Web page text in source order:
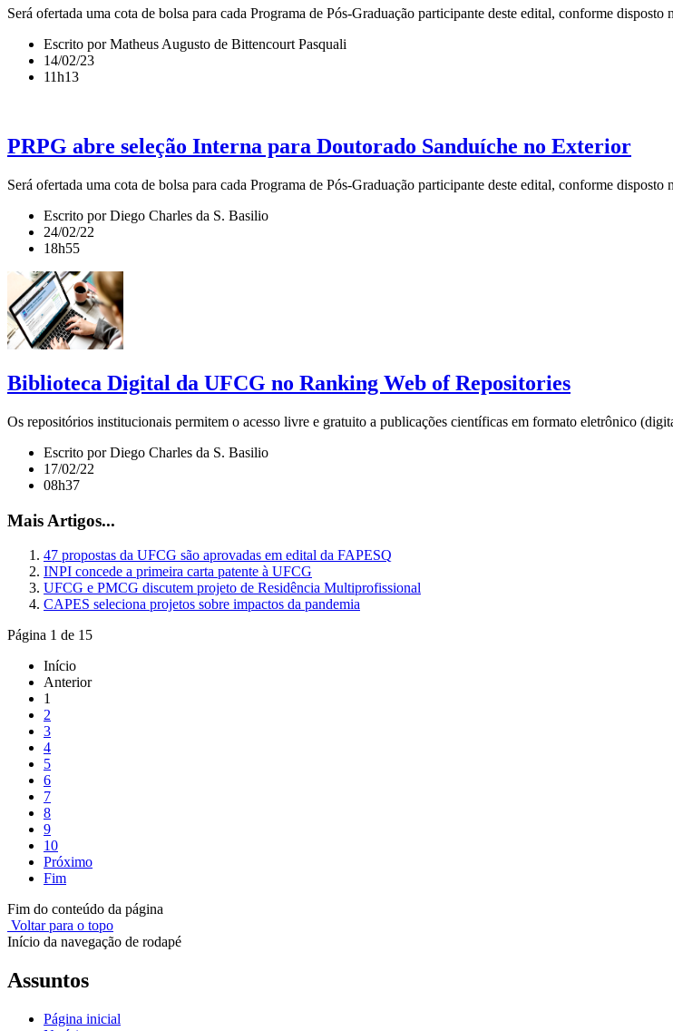
Será ofertada uma cota de bolsa para cada Programa de Pós-Graduação participante deste edital, conforme
Escrito por Matheus Augusto de Bittencourt Pasquali
14/02/23
11h13
PRPG abre seleção Interna para Doutorado Sanduíche no Exterior
Será ofertada uma cota de bolsa para cada Programa de Pós-Graduação participante deste edital, conforme
Escrito por Diego Charles da S. Basilio
24/02/22
18h55
Biblioteca Digital da UFCG no Ranking Web of Repositories
Os repositórios institucionais permitem o acesso livre e gratuito a publicações científicas em formato eletrônico
Escrito por Diego Charles da S. Basilio
17/02/22
08h37
Mais Artigos...
47 propostas da UFCG são aprovadas em edital da FAPESQ
INPI concede a primeira carta patente à UFCG
UFCG e PMCG discutem projeto de Residência Multiprofissional
CAPES seleciona projetos sobre impactos da pandemia
Página 1 de 15
Início
Anterior
1
2
3
4
5
6
7
8
9
10
Próximo
Fim
Fim do conteúdo da página
Voltar para o topo
Início da navegação de rodapé
Assuntos
Página inicial